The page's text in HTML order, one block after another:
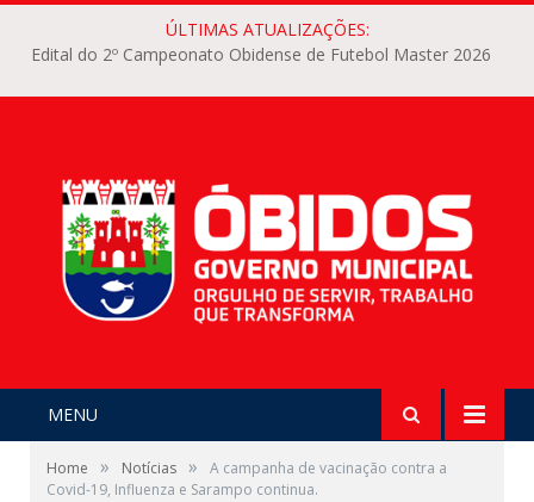
ÚLTIMAS ATUALIZAÇÕES:
Edital do 2º Campeonato Obidense de Futebol Master 2026
MENU
Home » Notícias »
A campanha de vacinação contra a
Covid-19, Influenza e Sarampo continua.